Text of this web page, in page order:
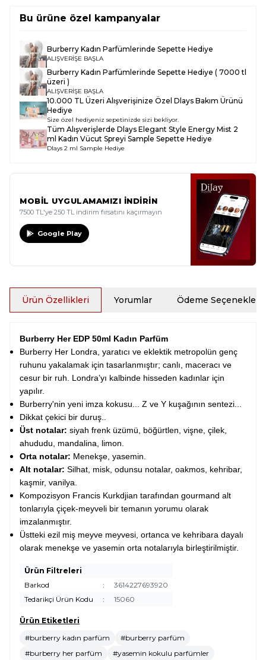
Bu ürüne özel kampanyalar
Burberry Kadın Parfümlerinde Sepette Hediye
ALIŞVERİŞE BAŞLA
Burberry Kadın Parfümlerinde Sepette Hediye ( 7000 tl
üzeri )
ALIŞVERİŞE BAŞLA
10.000 TL Üzeri Alışverişinize Özel Dlays Bakım Ürünü
Hediye
Size özel hediyeniz sepetinizde sizi bekliyor.
Tüm Alışverişlerde Dlays Elegant Style Energy Mist 2
ml Kadın Vücut Spreyi Sample Sepette Hediye
Dlays 2 ml Sample Hediye
MOBİL UYGULAMAMIZI İNDİRİN
7500 TL'ye 250 TL indirim fırsatını kaçırmayın
Google Play
Ürün Özellikleri Yorumlar Ödeme Seçenekleri
Burberry Her EDP 50ml Kadın Parfüm
Burberry Her Londra, yaratıcı ve eklektik metropolün genç
ruhunu yakalamak için tasarlanmıştır; canlı, maceracı ve
cesur bir ruh. Londra’yı kalbinde hisseden kadınlar için
yapılır.
Burberry'nin yeni imza kokusu... Z ve Y kuşağının sentezi...
Dikkat çekici bir duruş..
Üst notalar: siyah frenk üzümü, böğürtlen, vişne, çilek,
ahududu, mandalina, limon.
Orta notalar: Menekşe, yasemin.
Alt notalar: Silhat, misk, odunsu notalar, oakmos, kehribar,
kaşmir, vanilya.
Kompozisyon Francis Kurkdjian tarafından gourmand alt
tonlarıyla çiçek-meyveli bir temanın yorumu olarak
imzalanmıştır.
Üstteki ezil miş meyve meyvesi, ortanca ve kehribara dayalı
olarak menekşe ve yasemin orta notalarıyla birleştirilmiştir.
Ürün Filtreleri
Barkod
:
3614227693920
Tedarikçi Ürün Kodu
: 15060
Ürün Etiketleri
#burberry kadın parfüm
#burberry parfüm
#burberry her parfüm
#yasemin kokulu parfümler